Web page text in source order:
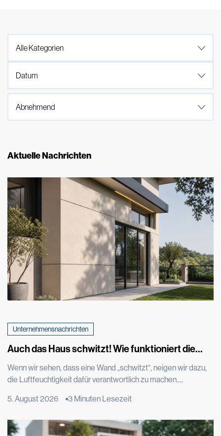
Aktuelle Nachrichten
Unternehmensnachrichten
Auch das Haus schwitzt! Wie funktioniert die
Wenn wir sehen, dass eine Wand „schwitzt“, neigen wir dazu,
die Luftfeuchtigkeit dafür verantwortlich zu machen.
Ursprung viel tiefer, nämlich im Boden, auf dem das Gebäude
als kapillare Feuchtigkeitsaufstieg bezeichnet wird und im
5. August 2026 3 Minuten Lesezeit